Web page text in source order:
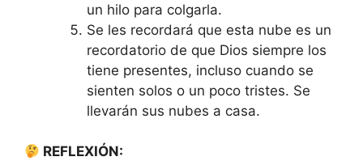
un hilo para colgarla.
Se les recordará que esta nube es un
recordatorio de que Dios siempre los
tiene presentes, incluso cuando se
sienten solos o un poco tristes. Se
llevarán sus nubes a casa.
REFLEXIÓN: